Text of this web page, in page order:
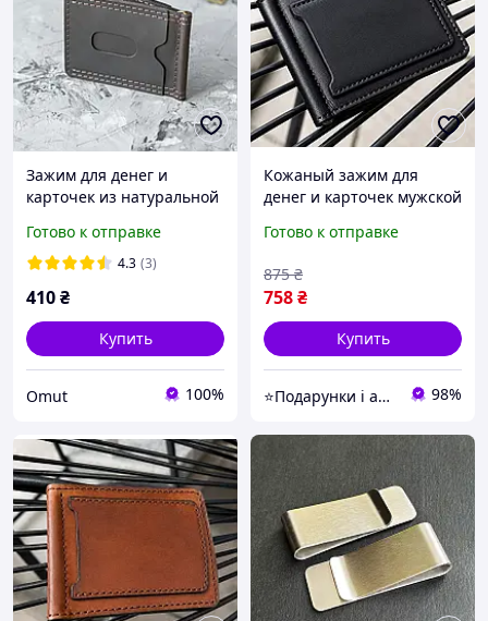
Зажим для денег и
карточек из натуральной
коричневый держатель
для купюрKlod Brow
Готово к отправке
4.3 (3)
410₴
Купить
Omut 100%
Кожаный зажим для
денег и карточек мужской
Готово к отправке
758₴
875 ₴
Купить
⭐Подарунки і аксесуари⭐ 98%